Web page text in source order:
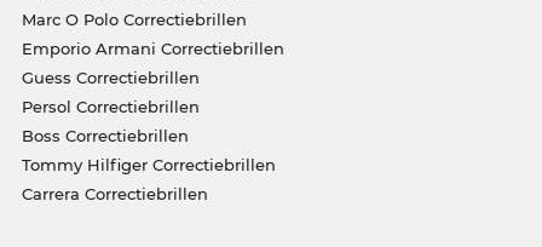
Marc O Polo Correctiebrillen
Emporio Armani Correctiebrillen
Guess Correctiebrillen
Persol Correctiebrillen
Boss Correctiebrillen
Tommy Hilfiger Correctiebrillen
Carrera Correctiebrillen